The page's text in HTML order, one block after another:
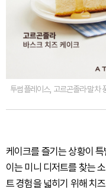
투썸플레이스, 고르곤졸라·말차
케이크를 즐기는 상황이
이는 미니 디저트를 찾는
트 경험을 넓히기 위해 치